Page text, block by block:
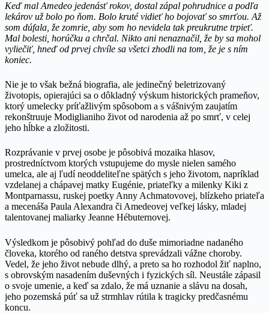
Keď mal Amedeo jedenásť rokov, dostal zápal pohrudnice a podľa
lekárov už bolo po ňom. Bolo kruté vidieť ho bojovať so smrťou. Až
som dúfala, že zomrie, aby som ho nevidela tak preukrutne trpieť.
Mal bolesti, horúčku a chrčal. Nikto ani nenaznačil, že by sa mohol
vyliečiť, hneď od prvej chvíle sa všetci zhodli na tom, že je s ním
koniec.
Nie je to však bežná biografia, ale jedinečný beletrizovaný
životopis, opierajúci sa o dôkladný výskum historických prameňov,
ktorý umelecky príťažlivým spôsobom a s vášnivým zaujatím
rekonštruuje Modiglianiho život od narodenia až po smrť, v celej
jeho hĺbke a zložitosti.
Rozprávanie v prvej osobe je pôsobivá mozaika hlasov,
prostredníctvom ktorých vstupujeme do mysle nielen samého
umelca, ale aj ľudí neoddeliteľne spätých s jeho životom, napríklad
vzdelanej a chápavej matky Eugénie, priateľky a milenky Kiki z
Montparnassu, ruskej poetky Anny Achmatovovej, blízkeho priateľa
a mecenáša Paula Alexandra či Amedeovej veľkej lásky, mladej
talentovanej maliarky Jeanne Hébuternovej.
Výsledkom je pôsobivý pohľad do duše mimoriadne nadaného
človeka, ktorého od raného detstva sprevádzali vážne choroby.
Vedel, že jeho život nebude dlhý, a preto sa ho rozhodol žiť naplno,
s obrovským nasadením duševných i fyzických síl. Neustále zápasil
o svoje umenie, a keď sa zdalo, že má uznanie a slávu na dosah,
jeho pozemská púť sa už strmhlav rútila k tragicky predčasnému
koncu.